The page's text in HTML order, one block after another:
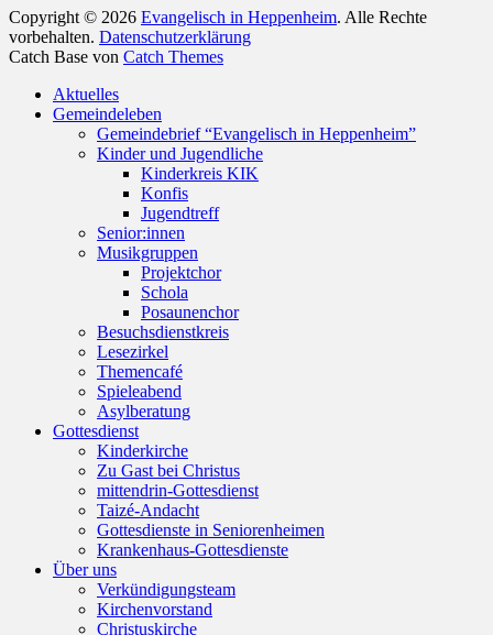
Copyright © 2026 Evangelisch in Heppenheim. Alle Rechte
vorbehalten. Datenschutzerklärung
Catch Base von Catch Themes
oben
scrollen
Aktuelles
Gemeindeleben
Gemeindebrief “Evangelisch in Heppenheim”
Kinder und Jugendliche
Kinderkreis KIK
Konfis
Jugendtreff
Senior:innen
Musikgruppen
Projektchor
Schola
Posaunenchor
Besuchsdienstkreis
Lesezirkel
Themencafé
Spieleabend
Asylberatung
Gottesdienst
Kinderkirche
Zu Gast bei Christus
mittendrin-Gottesdienst
Taizé-Andacht
Gottesdienste in Seniorenheimen
Krankenhaus-Gottesdienste
Über uns
Verkündigungsteam
Kirchenvorstand
Christuskirche